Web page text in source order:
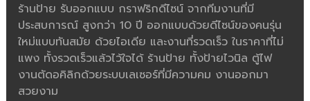
ร้านป้าย รับออกแบบ กราฟริกดีไซน์ จากทีมงานที่มี
ประสบการณ์ สูงกว่า 10 ปี ออกแบบด้วยดีไซน์ของคนรุ่น
ใหม่แบบทันสมัย ด้วยไอเดีย และงานที่รวดเร็ว ในราคาที่ไม่
แพง ทั้งรวดเร็วแล้วไว้ใจได้ ร้านป้าย ทั้งป้ายไวนิล ตู้ไฟ
งานตัดอคิลิกด้วยระบบเลเซอร์ที่มีความคม งานออกมา
สวยงาม